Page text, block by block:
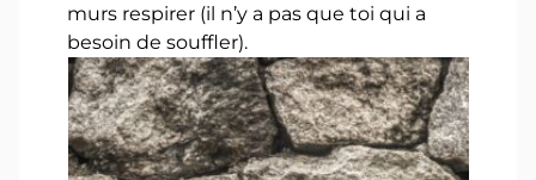
murs respirer (il n’y a pas que toi qui a
besoin de souffler).